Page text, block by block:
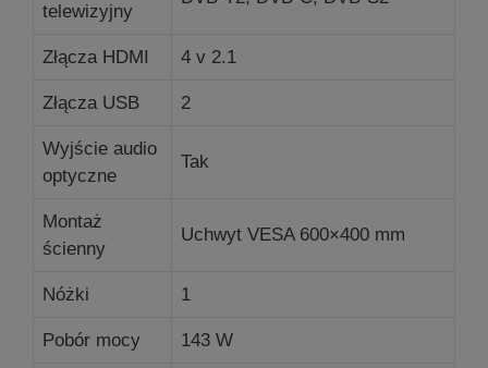
telewizyjny
Złącza HDMI 4 v 2.1
Złącza USB 2
Wyjście audio
optyczne
Tak
Montaż
ścienny
Uchwyt VESA 600×400 mm
Nóżki 1
Pobór mocy 143 W